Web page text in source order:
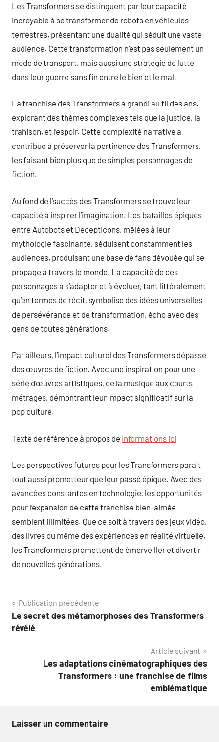
Les Transformers se distinguent par leur capacité
incroyable à se transformer de robots en véhicules
terrestres, présentant une dualité qui séduit une vaste
audience. Cette transformation n’est pas seulement un
mode de transport, mais aussi une stratégie de lutte
dans leur guerre sans fin entre le bien et le mal.
La franchise des Transformers a grandi au fil des ans,
explorant des thèmes complexes tels que la justice, la
trahison, et l’espoir. Cette complexité narrative a
contribué à préserver la pertinence des Transformers,
les faisant bien plus que de simples personnages de
fiction.
Au fond de l’succès des Transformers se trouve leur
capacité à inspirer l’imagination. Les batailles épiques
entre Autobots et Decepticons, mêlées à leur
mythologie fascinante, séduisent constamment les
audiences, produisant une base de fans dévouée qui se
propage à travers le monde. La capacité de ces
personnages à s’adapter et à évoluer, tant littéralement
qu’en termes de récit, symbolise des idées universelles
de persévérance et de transformation, écho avec des
gens de toutes générations.
Par ailleurs, l’impact culturel des Transformers dépasse
des œuvres de fiction. Avec une inspiration pour une
série d’œuvres artistiques, de la musique aux courts
métrages, démontrant leur impact significatif sur la
pop culture.
Texte de référence à propos de Informations ici
Les perspectives futures pour les Transformers paraît
tout aussi prometteur que leur passé épique. Avec des
avancées constantes en technologie, les opportunités
pour l’expansion de cette franchise bien-aimée
semblent illimitées. Que ce soit à travers des jeux vidéo,
des livres ou même des expériences en réalité virtuelle,
les Transformers promettent de émerveiller et divertir
de nouvelles générations.
Navigation
de
Publication précédente
Le secret des métamorphoses des Transformers
révélé
Article suivant
Les adaptations cinématographiques des
Transformers : une franchise de films
emblématique
Laisser un commentaire